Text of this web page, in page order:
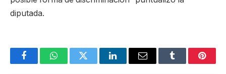
diputada.
FacebookWhatsAppTwitter LinkedInEmail Tumblr